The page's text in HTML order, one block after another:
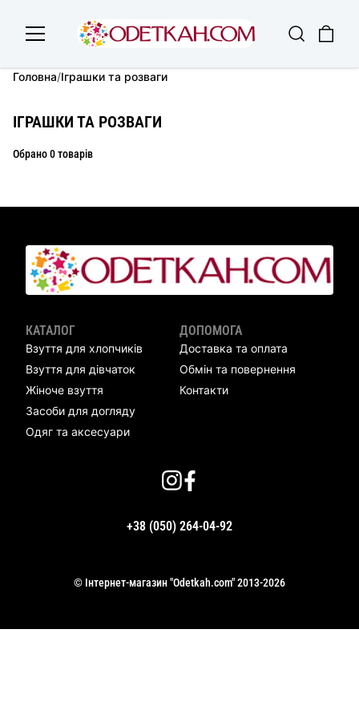
Головна/Іграшки та розваги
ІГРАШКИ ТА РОЗВАГИ
Обрано 0 товарів
КАТАЛОГ
Взуття для хлопчиків
Взуття для дівчаток
Жіноче взуття
Засоби для догляду
Одяг та аксесуари
ДОПОМОГА
Доставка та оплата
Обмін та повернення
Контакти
+38 (050) 264-04-92
© Інтернет-магазин "Odetkah.com" 2013-2026